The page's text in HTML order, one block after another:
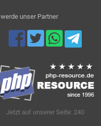
werde unser Partner
Jetzt auf unserer Seite: 240